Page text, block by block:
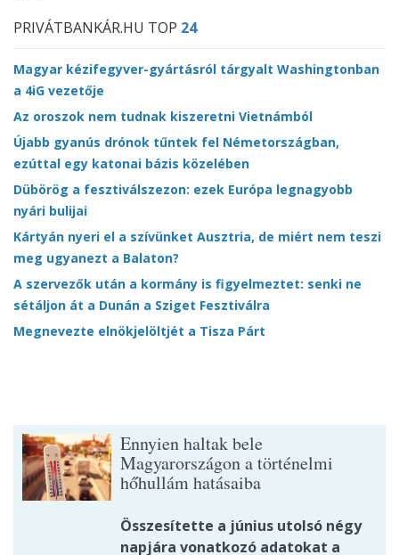
PRIVÁTBANKÁR.HU TOP 24
Magyar kézifegyver-gyártásról tárgyalt Washingtonban
a 4iG vezetője
Az oroszok nem tudnak kiszeretni Vietnámból
Újabb gyanús drónok tűntek fel Németországban,
ezúttal egy katonai bázis közelében
Dübörög a fesztiválszezon: ezek Európa legnagyobb
nyári bulijai
Kártyán nyeri el a szívünket Ausztria, de miért nem teszi
meg ugyanezt a Balaton?
A szervezők után a kormány is figyelmeztet: senki ne
sétáljon át a Dunán a Sziget Fesztiválra
Megnevezte elnökjelöltjét a Tisza Párt
Ennyien haltak bele
Magyarországon a történelmi
hőhullám hatásaiba
Összesítette a június utolsó négy
napjára vonatkozó adatokat a